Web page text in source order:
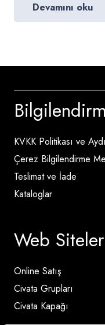
Devamını oku
KVKK Politikası ve
Çerez Bilgilendirme
Teslimat ve İade
Kataloglar
Web
Online Satış
Civata Grupları
Civata Kapağı